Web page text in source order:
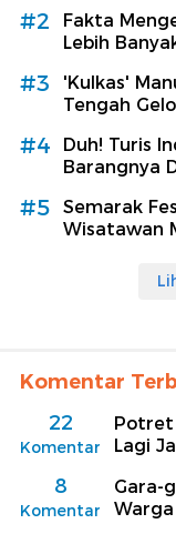
#2
Fakta
Lebih
#3
'Kulkas'
Tengah
#4
Duh! Turis
Barangnya
#5
Semarak
Wisatawan
Komentar
22
Komentar
Potret
Lagi
8
Komentar
Gara-